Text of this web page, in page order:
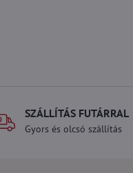
SZÁLLÍTÁS FUTÁRRAL
Gyors és olcsó szállítás